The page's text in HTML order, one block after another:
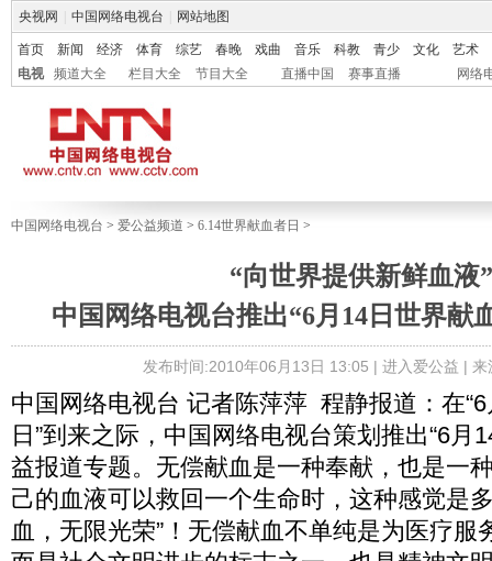
央视网 中国网络电视台 网站地图
首页 新闻 经济 体育 综艺 春晚 戏曲 音乐 科教 青少 文化
艺术
电视
频道大全 栏目大全 节目大全 直播中国 赛事直播 网络
中国网络电视台 > 爱公益频道 > 6.14世界献血者日 >
“向世界提供新鲜血液”
中国网络电视台推出“6月14日世界献
发布时间:2010年06月13日 13:05 | 进入爱公益 | 来
中国网络电视台 记者陈萍萍 程静报道：在
日”到来之际，中国网络电视台策划推出“6月
益报道专题。无偿献血是一种奉献，也是一
己的血液可以救回一个生命时，这种感觉是
血，无限光荣”！无偿献血不单纯是为医疗服